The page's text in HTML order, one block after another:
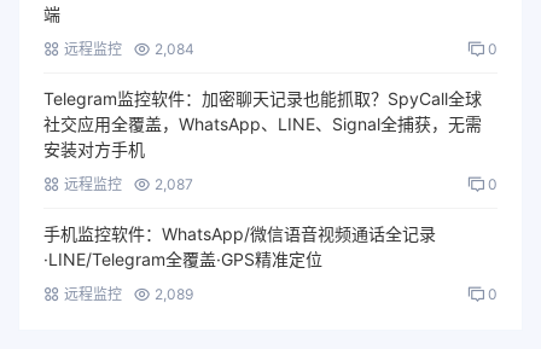
端
远程监控 2,084 0
Telegram监控软件：加密聊天记录也能抓取？SpyCall全球
社交应用全覆盖，WhatsApp、LINE、Signal全捕获，无需
安装对方手机
远程监控 2,087 0
手机监控软件：WhatsApp/微信语音视频通话全记录
·LINE/Telegram全覆盖·GPS精准定位
远程监控 2,089 0